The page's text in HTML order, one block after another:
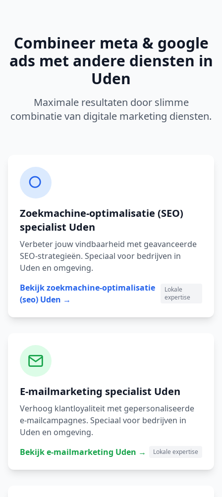
Combineer meta & google
ads met andere diensten in
Uden
Maximale resultaten door slimme
combinatie van digitale marketing diensten.
Zoekmachine-optimalisatie (SEO)
specialist Uden
Verbeter jouw vindbaarheid met geavanceerde
SEO-strategieën. Speciaal voor bedrijven in
Uden en omgeving.
Bekijkzoekmachine-optimalisatie
(seo) Uden →
Lokale
expertise
E-mailmarketing specialist Uden
Verhoog klantloyaliteit met gepersonaliseerde
e-mailcampagnes. Speciaal voor bedrijven in
Uden en omgeving.
Bekijke-mailmarketing Uden → Lokale expertise